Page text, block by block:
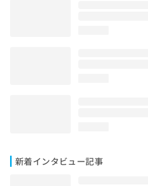
新着インタビュー記事